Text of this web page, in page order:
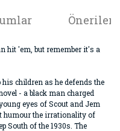
hit 'em, but remember it's a
children as he defends the
- a black man charged
eyes of Scout and Jem
humour the irrationality of
South of the 1930s. The